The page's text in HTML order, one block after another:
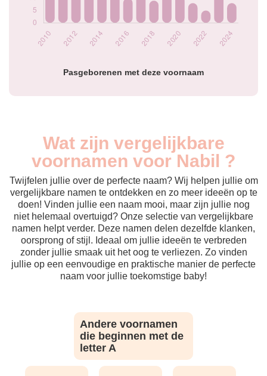
Pasgeborenen met deze voornaam
Popularité du
prénom Nabil par
Wat zijn vergelijkbare
voornamen voor Nabil ?
Twijfelen jullie over de perfecte naam? Wij helpen jullie om
vergelijkbare namen te ontdekken en zo meer ideeën op te
doen! Vinden jullie een naam mooi, maar zijn jullie nog
niet helemaal overtuigd? Onze selectie van vergelijkbare
namen helpt verder. Deze namen delen dezelfde klanken,
oorsprong of stijl. Ideaal om jullie ideeën te verbreden
zonder jullie smaak uit het oog te verliezen. Zo vinden
jullie op een eenvoudige en praktische manier de perfecte
naam voor jullie toekomstige baby!
Andere voornamen
die beginnen met de
letter A